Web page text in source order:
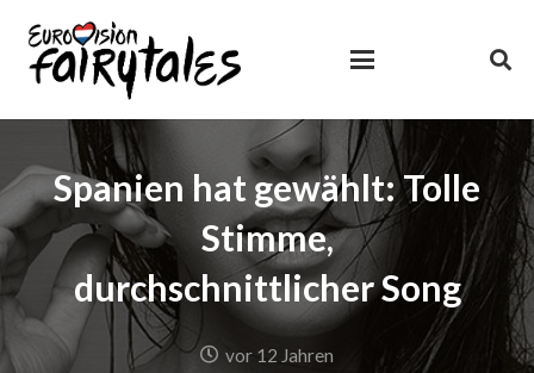
Spanien hat gewählt: Tolle
Stimme,
durchschnittlicher Song
vor 12 Jahren